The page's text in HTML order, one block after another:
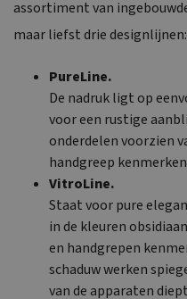
assortiment van
maar liefst drie designlijnen:
PureLine.
De nadruk ligt op
voor een rustige
onderdelen voorzien
handgreep
VitroLine.
Staat voor pure
in de kleuren
en handgrepen
schaduw werken
van de apparaten